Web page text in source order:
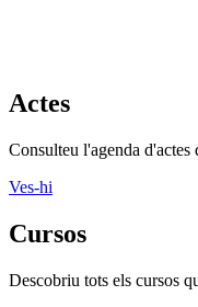
Actes
Consulteu l'agenda d'actes
Ves-hi
Cursos
Descobriu tots els cursos